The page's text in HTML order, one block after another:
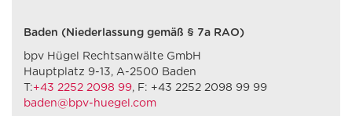
Baden (Niederlassung gemäß § 7a RAO)
bpv Hügel Rechtsanwälte GmbH
Hauptplatz 9-13, A-2500 Baden
T:+43 2252 2098 99, F: +43 2252 2098 99 99
baden@bpv-huegel.com